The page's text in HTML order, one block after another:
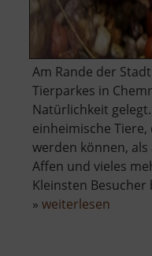
Am Rande der
Tierparkes in
Natürlichkeit
einheimische
werden können, als
Affen und vieles
Kleinsten
» weiterlesen